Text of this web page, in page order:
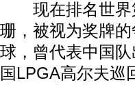
现在排名世界
珊，被视为奖牌
球，曾代表中国
国LPGA高尔夫巡